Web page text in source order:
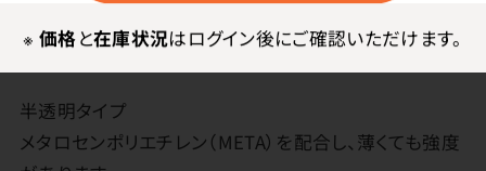
※ 価格と在庫状況はログイン後にご確認いただけます。
強力新素材配合で破れにくい高密度ポリエチレン製ゴミ
半透明タイプ
メタロセンポリエチレン（META）を配合し、薄くても強度